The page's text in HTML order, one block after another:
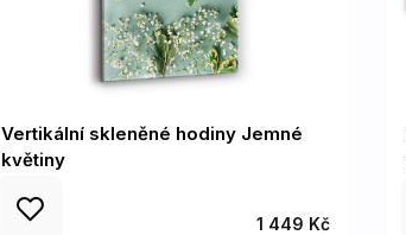
Vertikální skleněné hodiny Jemné
květiny
1 449 Kč